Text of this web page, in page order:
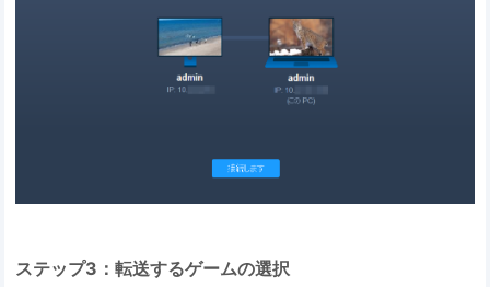
ステップ3：転送するゲームの選択